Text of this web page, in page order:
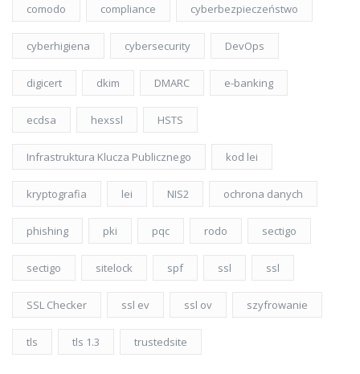
comodo compliance cyberbezpieczeństwo
cyberhigiena cybersecurity DevOps
digicert dkim DMARC e-banking
ecdsa hexssl HSTS
Infrastruktura Klucza Publicznego kod lei
kryptografia lei NIS2 ochrona danych
phishing pki pqc rodo sectigo
sectigo sitelock spf ssl ssl
SSL Checker ssl ev ssl ov szyfrowanie
tls tls 1.3 trustedsite